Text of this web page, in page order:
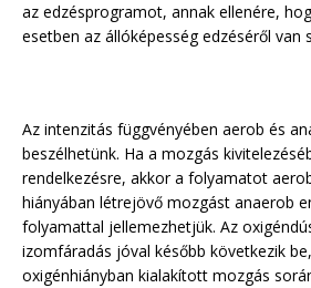
az edzésprogramot, annak ellenére,
esetben az állóképesség edzéséről van
Az intenzitás függvényében aerob és
beszélhetünk. Ha a mozgás
rendelkezésre, akkor a folyamatot
hiányában létrejövő mozgást anaerob
folyamattal jellemezhetjük. Az
izomfáradás jóval később következik
oxigénhiányban kialakított mozgás